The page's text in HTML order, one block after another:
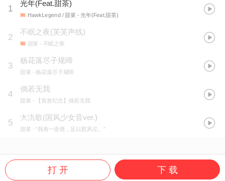
1
光年(Feat.甜茶)
HawkLegend / 甜菜 - 光年(Feat.甜茶)
2
不眠之夜(芙芙声线)
甜菜 - 不眠之夜
3
杨花落尽子规啼
甜菜 - 杨花落尽子规啼
4
倘若无我
甜菜 - 【首发纪念】倘若无我
5
大氿歌(国风少女音ver.)
甜菜 - “我有一壶酒，足以慰风尘。”
打 开 下 载